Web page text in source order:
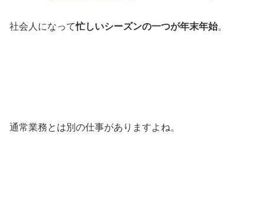
社会人になって忙しいシーズンの一つが年末年始。
通常業務とは別の仕事がありますよね。